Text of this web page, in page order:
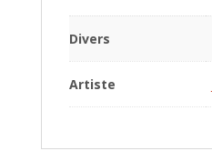
Divers
Artiste